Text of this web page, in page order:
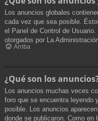
Los anuncios globales
cada vez que sea posible.
el Panel de Control de
otorgados por La
Arriba
¿Qué son los
Los anuncios muchas veces
foro que se encuentra leyendo
posible. Los anuncios
donde se publicaron. Como